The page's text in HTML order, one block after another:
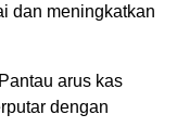
dan meningkatkan
arus kas
dengan